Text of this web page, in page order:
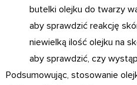
butelki olejku do twarzy
aby sprawdzić reakcję
niewielką ilość olejku na
aby sprawdzić, czy
Podsumowując, stosowanie